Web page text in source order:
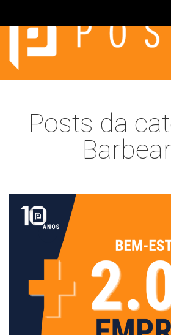
Posts da